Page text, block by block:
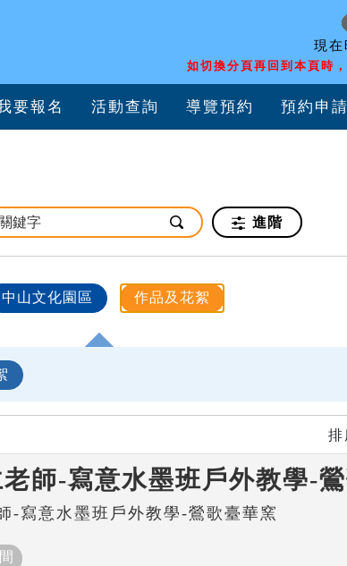
現
如切換分頁再回到本頁時
要報名 活動查詢 導覽預約 預約申請
進階
中山文化園區 作品及花絮
排
師-寫意水墨班戶外教學-
-寫意水墨班戶外教學-鶯歌臺華窯